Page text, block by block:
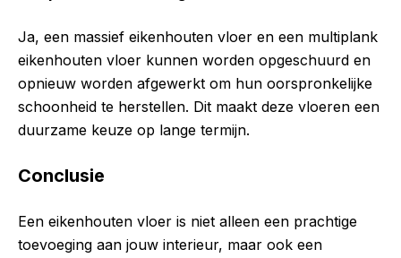
Ja, een massief eikenhouten vloer en een multiplank
eikenhouten vloer kunnen worden opgeschuurd en
opnieuw worden afgewerkt om hun oorspronkelijke
schoonheid te herstellen. Dit maakt deze vloeren een
duurzame keuze op lange termijn.
Conclusie
Een eikenhouten vloer is niet alleen een prachtige
toevoeging aan jouw interieur, maar ook een